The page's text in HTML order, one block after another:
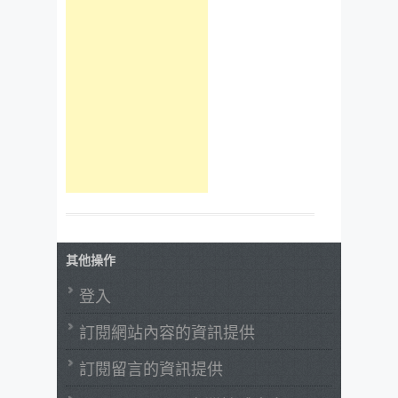
其他操作
登入
訂閱網站內容的資訊提供
訂閱留言的資訊提供